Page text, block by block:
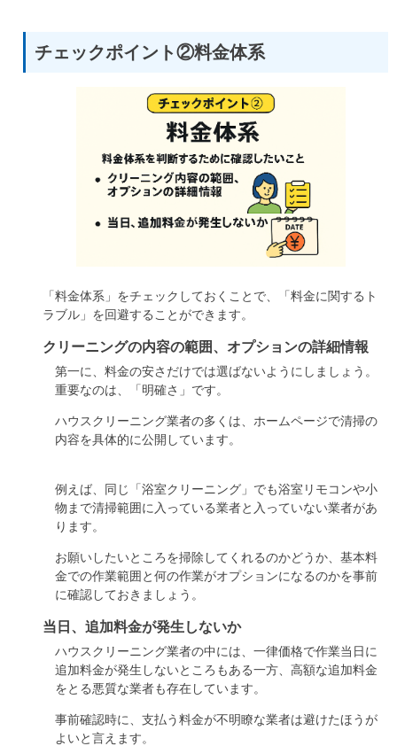
チェックポイント②料金体系
「料金体系」をチェックしておくことで、「料金に関するト
ラブル」を回避することができます。
クリーニングの内容の範囲、オプションの詳細情報
第一に、料金の安さだけでは選ばないようにしましょう。
重要なのは、「明確さ」です。
ハウスクリーニング業者の多くは、ホームページで清掃の
内容を具体的に公開しています。
例えば、同じ「浴室クリーニング」でも浴室リモコンや小
物まで清掃範囲に入っている業者と入っていない業者があ
ります。
お願いしたいところを掃除してくれるのかどうか、基本料
金での作業範囲と何の作業がオプションになるのかを事前
に確認しておきましょう。
当日、追加料金が発生しないか
ハウスクリーニング業者の中には、一律価格で作業当日に
追加料金が発生しないところもある一方、高額な追加料金
をとる悪質な業者も存在しています。
事前確認時に、支払う料金が不明瞭な業者は避けたほうが
よいと言えます。